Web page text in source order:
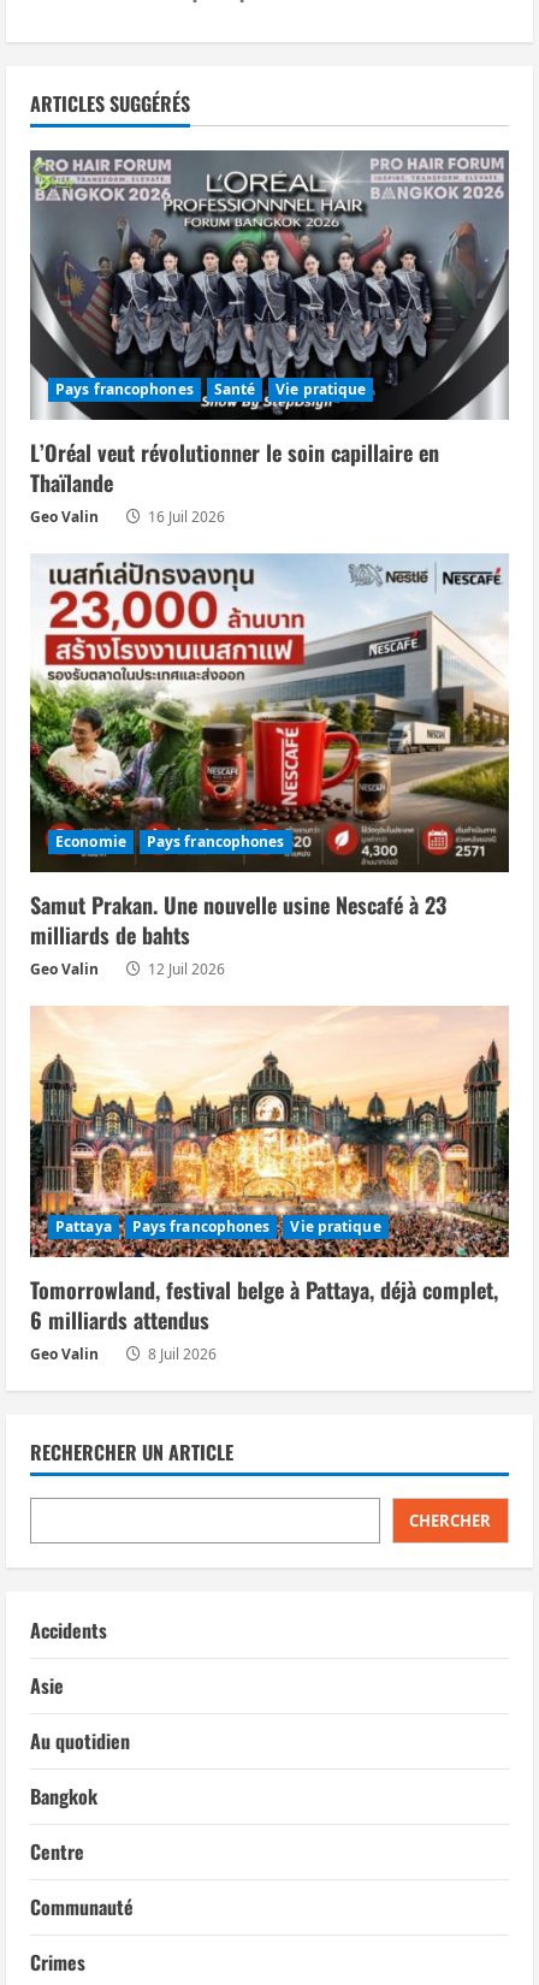
t
i
o
n
d
’
a
r
t
i
c
l
e
ARTICLES SUGGÉRÉS
Pays francophones Santé Vie pratique
L’Oréal veut révolutionner le soin capillaire en
Thaïlande
Geo Valin 16 Juil 2026
Economie Pays francophones
Samut Prakan. Une nouvelle usine Nescafé à 23
milliards de bahts
Geo Valin 12 Juil 2026
Pattaya Pays francophones Vie pratique
Tomorrowland, festival belge à Pattaya, déjà complet,
6 milliards attendus
Geo Valin 8 Juil 2026
RECHERCHER UN ARTICLE
CHERCHER
Accidents
Asie
Au quotidien
Bangkok
Centre
Communauté
Crimes